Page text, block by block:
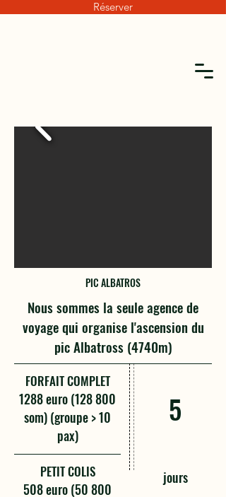
Réserver
PIC ALBATROS
Nous sommes la seule agence de
voyage qui organise l'ascension du
pic Albatross (4740m)
FORFAIT COMPLET
PETIT COLIS
1288 euro (128 800
som) (groupe > 10
pax)
508 euro (50 800
5
jours